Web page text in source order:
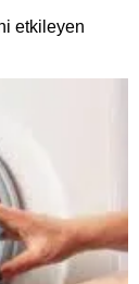
etkileyen